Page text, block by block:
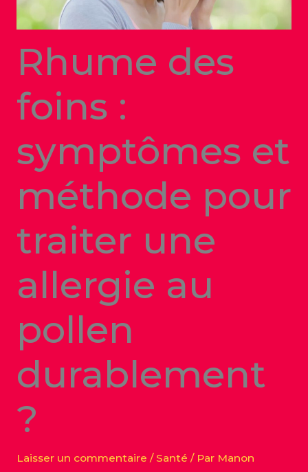
Rhume des
foins :
symptômes et
méthode pour
traiter une
allergie au
pollen
durablement
?
Laisser un commentaire / Santé / Par Manon